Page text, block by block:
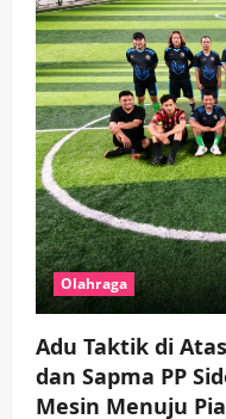
Olahraga
Adu Taktik di
dan Sapma PP
Mesin Menuju